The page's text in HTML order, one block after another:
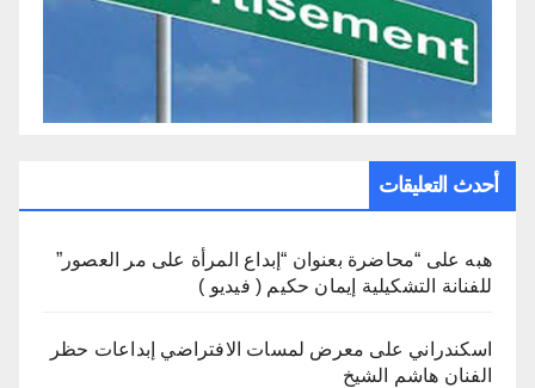
أحدث التعليقات
هبه على “محاضرة بعنوان “إبداع المرأة على مر العصور”
للفنانة التشكيلية إيمان حكيم ( فيديو )
اسكندراني على معرض لمسات الافتراضي إبداعات حظر
الفنان هاشم الشيخ